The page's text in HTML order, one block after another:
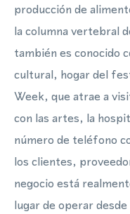
producción de
la columna vertebral
también es conocido
cultural, hogar del
Week, que atrae a
con las artes, la
número de teléfono
los clientes,
negocio está
lugar de operar